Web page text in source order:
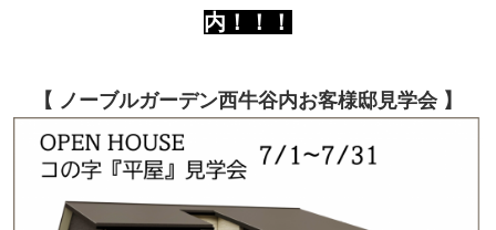
内！！！
【 ノーブルガーデン西牛谷内お客様邸見学会 】